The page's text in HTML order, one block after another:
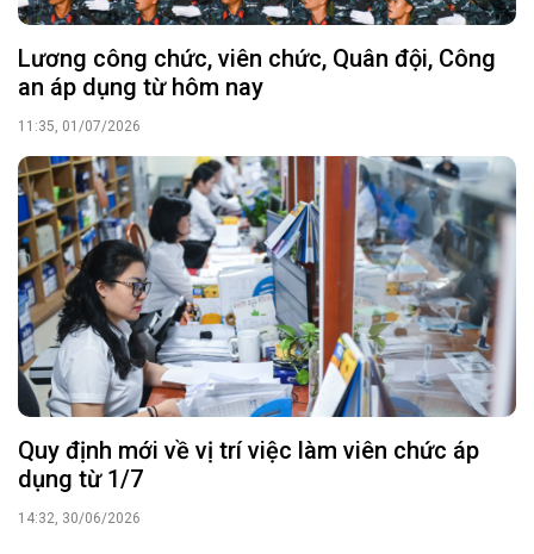
Lương công chức, viên chức, Quân đội, Công
an áp dụng từ hôm nay
11:35, 01/07/2026
Quy định mới về vị trí việc làm viên chức áp
dụng từ 1/7
14:32, 30/06/2026